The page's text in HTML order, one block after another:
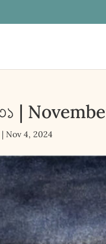
|
|Nov 4, 2024